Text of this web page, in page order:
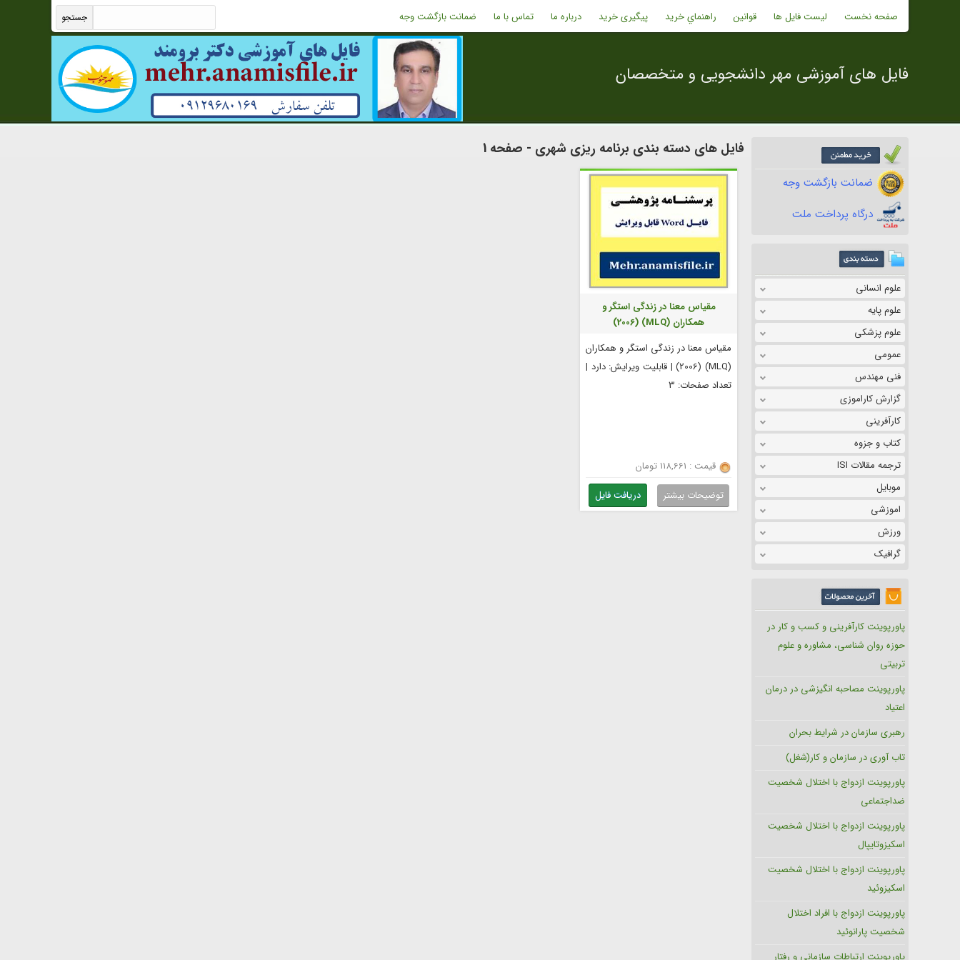
صفحه نخست لیست فایل ها قوانین راهنماي خريد پیگیری خرید درباره ما تماس با ما ضمانت بازگشت وجه
فایل های آموزشی مهر دانشجویی و متخصصان
ضمانت بازگشت وجه
درگاه پرداخت ملت
علوم انسانی
علوم پایه
علوم پزشکی
عمومی
فنی مهندس
گزارش کاراموزی
کارآفرینی
کتاب و جزوه
ترجمه مقالات ISI
موبایل
اموزشی
ورزش
گرافیک
پاورپوینت کارآفرینی و کسب و کار در
حوزه روان شناسی، مشاوره و علوم
تربیتی
پاورپوینت مصاحبه انگیزشی در درمان
اعتیاد
رهبری سازمان در شرایط بحران
تاب آوری در سازمان و کار(شغل)
پاورپوینت ازدواج با اختلال شخصیت
ضداجتماعی
پاورپوینت ازدواج با اختلال شخصیت
اسکیزوتایپال
پاورپوینت ازدواج با اختلال شخصیت
اسکیزوئید
پاورپوینت ازدواج با افراد اختلال
شخصیت پارانوئید
پاورپوینت ارتباطات سازمانی و رفتار
فایل های دسته بندی برنامه ریزی شهری - صفحه 1
مقیاس معنا در زندگی استگر و
همکاران (MLQ) (2006)
مقیاس معنا در زندگی استگر و همکاران
(MLQ) (2006) | قابلیت ویرایش: دارد |
تعداد صفحات: 3
قیمت : 118,661 تومان
توضیحات بیشتر
دریافت فایل